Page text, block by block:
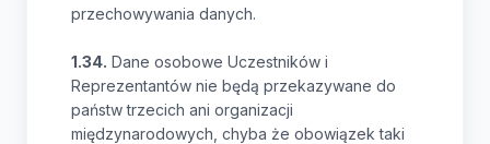
przechowywania danych.
1.34. Dane osobowe Uczestników i
Reprezentantów nie będą przekazywane do
państw trzecich ani organizacji
międzynarodowych, chyba że obowiązek taki